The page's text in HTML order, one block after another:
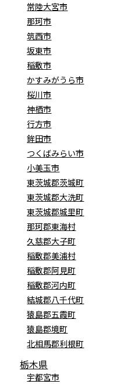
常陸大宮市
那珂市
筑西市
坂東市
稲敷市
かすみがうら市
桜川市
神栖市
行方市
鉾田市
つくばみらい市
小美玉市
東茨城郡茨城町
東茨城郡大洗町
東茨城郡城里町
那珂郡東海村
久慈郡大子町
稲敷郡美浦村
稲敷郡阿見町
稲敷郡河内町
結城郡八千代町
猿島郡五霞町
猿島郡境町
北相馬郡利根町
栃木県
宇都宮市